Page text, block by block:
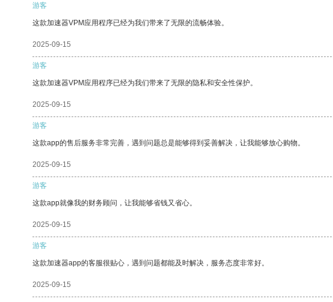
游客
这款加速器VPM应用程序已经为我们带来了无限的流畅体验。
2025-09-15
游客
这款加速器VPM应用程序已经为我们带来了无限的隐私和安全性保护。
2025-09-15
游客
这款app的售后服务非常完善，遇到问题总是能够得到妥善解决，让我能够放心购物。
2025-09-15
游客
这款app就像我的财务顾问，让我能够省钱又省心。
2025-09-15
游客
这款加速器app的客服很贴心，遇到问题都能及时解决，服务态度非常好。
2025-09-15